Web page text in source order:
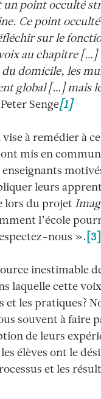
un point occulté
Ce point
sur le
au chapitre […]
domicile, les
global […] mais
Senge[1]
à remédier à
mis en
leurs
lors du projet
l’école
nous ». [3]
inestimable
laquelle cette
les pratiques?
souvent à faire
de leurs
élèves ont le
et les